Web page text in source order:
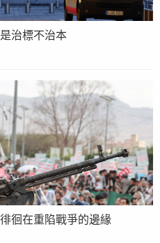
治標不治本
徊在重陷戰爭的邊緣